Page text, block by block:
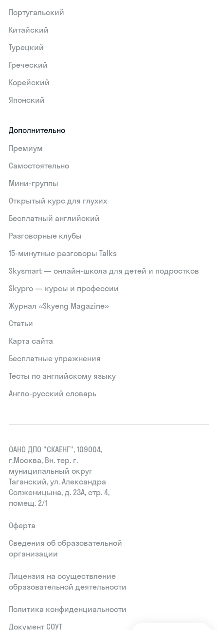
Португальский
Китайский
Турецкий
Греческий
Корейский
Японский
Дополнительно
Премиум
Самостоятельно
Мини-группы
Открытый курс для глухих
Бесплатный английский
Разговорные клубы
15‑минутные разговоры Talks
Skysmart — онлайн-школа для детей и подростков
Skypro — курсы и профессии
Журнал «Skyeng Magazine»
Статьи
Карта сайта
Бесплатные упражнения
Тесты по английскому языку
Англо-русский словарь
ОАНО ДПО "СКАЕНГ", 109004,
г.Москва, Вн. тер. г.
муниципальный округ
Таганский, ул. Александра
Солженицына, д. 23А, стр. 4,
помещ. 2/1
Оферта
Сведения об образовательной
организации
Лицензия на осуществление
образовательной деятельности
Политика конфиденциальности
Документ СОУТ